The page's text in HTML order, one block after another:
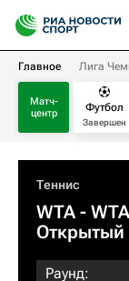
Главное Лига
Матч-
центр
Футбол
Завершен
Теннис
WTA-
Открытый
Раунд: